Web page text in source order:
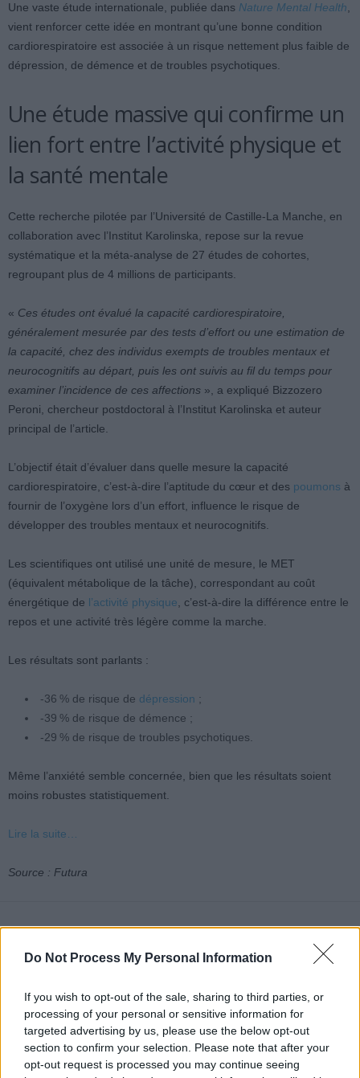
Do Not Process My Personal Information
If you wish to opt-out of the sale, sharing to third parties, or
processing of your personal or sensitive information for
targeted advertising by us, please use the below opt-out
section to confirm your selection. Please note that after your
opt-out request is processed you may continue seeing
Une vaste étude internationale, publiée dans Nature Mental Health
vient renforcer cette idée en montrant qu’une bonne condition
cardiorespiratoire est associée à un risque nettement plus faible de
dépression, de démence et de troubles psychotiques.
Une étude massive qui confirme un
lien fort entre l’activité physique et
la santé mentale
Cette recherche pilotée par l’Université de Castille-La Manche, en
collaboration avec l’Institut Karolinska, repose sur la revue
systématique et la méta-analyse de 27 études de cohortes,
regroupant plus de 4 millions de participants.
« Ces études ont évalué la capacité cardiorespiratoire,
généralement mesurée par des tests d’effort ou une estimation de
la capacité, chez des individus exempts de troubles mentaux et
neurocognitifs au départ, puis les ont suivis au fil du temps pour
examiner l’incidence de ces affections », a expliqué Bizzozero
Peroni, chercheur postdoctoral à l’Institut Karolinska et auteur
principal de l’article.
L’objectif était d’évaluer dans quelle mesure la capacité
cardiorespiratoire, c’est-à-dire l’aptitude du cœur et des poumons à
fournir de l’oxygène lors d’un effort, influence le risque de
développer des troubles mentaux et neurocognitifs.
Les scientifiques ont utilisé une unité de mesure, le MET
(équivalent métabolique de la tâche), correspondant au coût
énergétique de l’activité physique , c’est-à-dire la différence entre le
repos et une activité très légère comme la marche.
Les résultats sont parlants :
-36 % de risque de dépression ;
-39 % de risque de démence ;
-29 % de risque de troubles psychotiques.
Même l’anxiété semble concernée, bien que les résultats soient
moins robustes statistiquement.
Lire la suite…
Source : Futura
Article précédent
Méningite : ces
symptômes précoces qui
peuvent sauver une vie
Article suivant
Alzheimer : cette
découverte pourrait
changer tout ce que vous
pensiez sur la maladie